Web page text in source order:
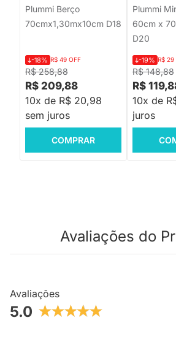
Plummi Berço
70cmx1,30mx10cm D18
R$ 258,88
-18% R$ 49 OFF
R$ 209,88
10x de R$ 20,98
sem juros
COMPRAR
Plummi
60cm x
D20
R$ 148,88
-19% R$ 29
R$
10x de
juros
Avaliações do
Avaliações
5.0